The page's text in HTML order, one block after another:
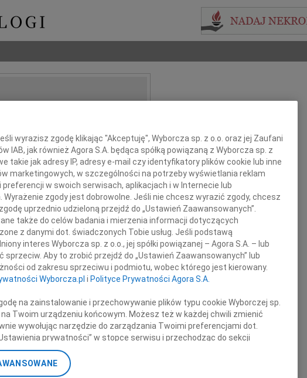
zawsze,
sercach"
chwilach
wiele serca,
we mszy św.
Żony
wyrazisz zgodę klikając "Akceptuję", Wyborcza sp. z o.o. oraz jej Zaufani
IAB, jak również Agora S.A. będąca spółką powiązaną z Wyborcza sp. z
takie jak adresy IP, adresy e-mail czy identyfikatory plików cookie lub inne
marketingowych, w szczególności na potrzeby wyświetlania reklam
w swoich serwisach, aplikacjach i w Internecie lub
zgody jest dobrowolne. Jeśli nie chcesz wyrazić zgody, chcesz
uprzednio udzieloną przejdź do „Ustawień Zaawansowanych”.
także do celów badania i mierzenia informacji dotyczących
z danymi dot. świadczonych Tobie usług. Jeśli podstawą
interes Wyborcza sp. z o.o., jej spółki powiązanej – Agora S.A. – lub
Aby to zrobić przejdź do „Ustawień Zaawansowanych” lub
od zakresu sprzeciwu i podmiotu, wobec którego jest kierowany.
Wyborcza.pl i Polityce Prywatności Agora S.A.
na zainstalowanie i przechowywanie plików typu cookie Wyborczej sp.
na Twoim urządzeniu końcowym. Możesz też w każdej chwili zmienić
wywołując narzędzie do zarządzania Twoimi preferencjami dot.
prywatności” w stopce serwisu i przechodząc do sekcji
plików cookie możliwa jest także za pomocą ustawień przeglądarki.
przetwarzać dane osobowe w następujących celach: